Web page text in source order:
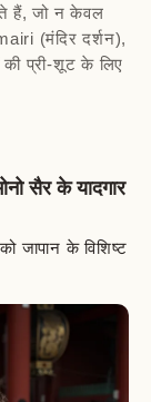
हैं, जो न केवल
(मंदिर दर्शन),
प्री-शूट के लिए
सैर के यादगार
जापान के विशिष्ट